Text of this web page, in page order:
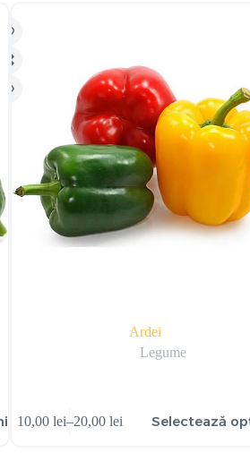
Ardei
Legume
10,00 lei–20,00 lei Selectează